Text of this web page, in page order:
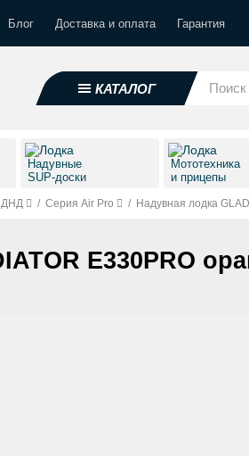
Блог Доставка и оплата Гарантия
КАТАЛОГ
Надувные
SUP-доски
Мототехника
и прицепы
/ Серия Air Pro / Надувная лодка
E330PRO